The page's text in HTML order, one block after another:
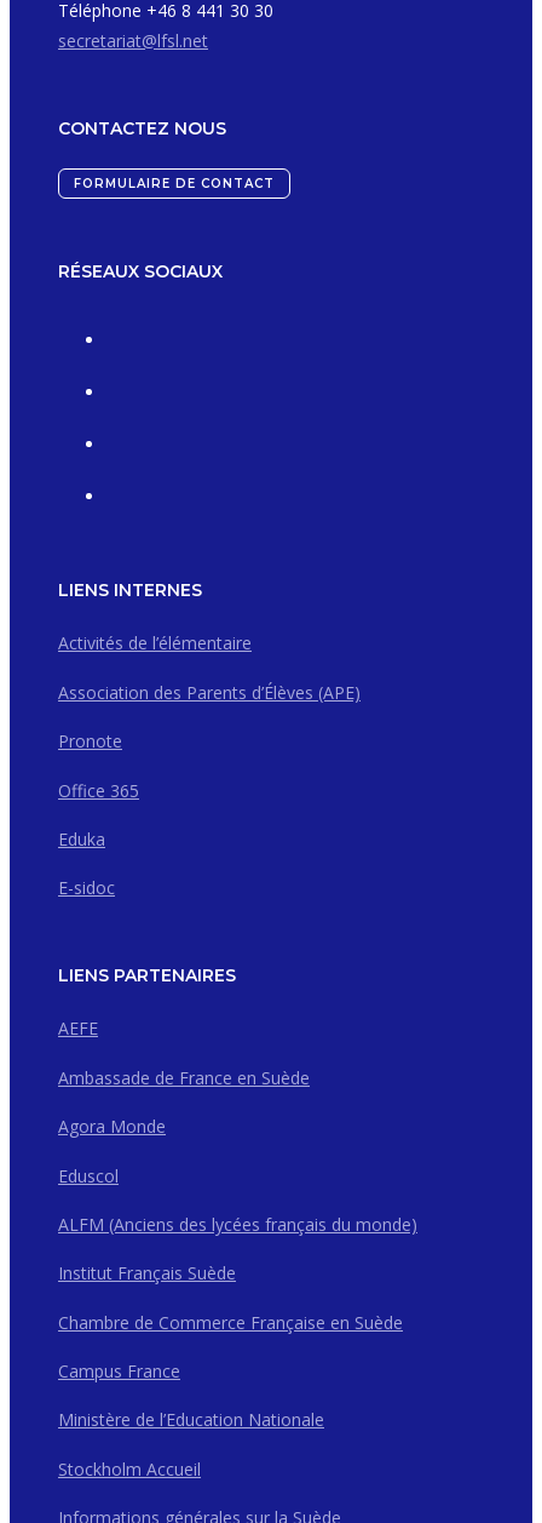
Téléphone +46 8 441 30 30
secretariat@lfsl.net
CONTACTEZ NOUS
FORMULAIRE DE CONTACT
RÉSEAUX SOCIAUX
LIENS INTERNES
Activités de l’élémentaire
Association des Parents d’Élèves (APE)
Pronote
Office 365
Eduka
E-sidoc
LIENS PARTENAIRES
AEFE
Ambassade de France en Suède
Agora Monde
Eduscol
ALFM (Anciens des lycées français du monde)
Institut Français Suède
Chambre de Commerce Française en Suède
Campus France
Ministère de l’Education Nationale
Stockholm Accueil
Informations générales sur la Suède